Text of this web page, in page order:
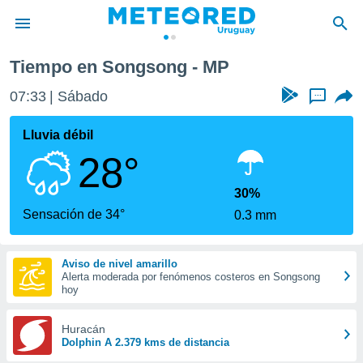
de
ha
para
que se
calidad.
a este
las
y
forma
digital
basada
Tiempo en Songsong - MP
07:33 Sábado ...
Lluvia débil
28°
Sensación de 34°
30%
0.3 mm
Aviso de nivel amarillo
Alerta moderada por fenómenos costeros en Songsong
hoy
Huracán
Dolphin A 2.379 kms de distancia